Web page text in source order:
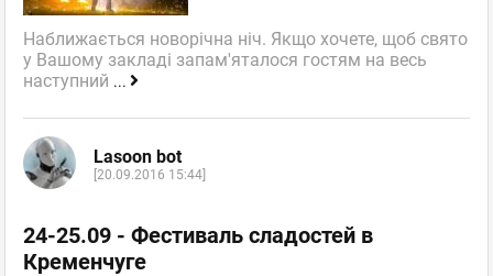
Наближається новорічна ніч. Якщо хочете, щоб свято
у Вашому закладі запам'яталося гостям на весь
наступний ...
Lasoon bot
[20.09.2016 15:44]
24-25.09 - Фестиваль сладостей в
Кременчуге